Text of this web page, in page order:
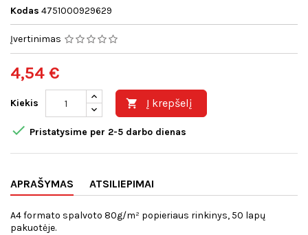
Kodas 4751000929629
Įvertinimas
4,54 €
Kiekis  Į krepšelį
 Pristatysime per 2-5 darbo dienas
APRAŠYMAS ATSILIEPIMAI
A4 formato spalvoto 80g/m² popieriaus rinkinys, 50 lapų
pakuotėje.